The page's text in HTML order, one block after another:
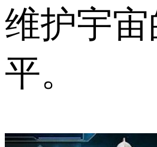
维护宇宙
平。